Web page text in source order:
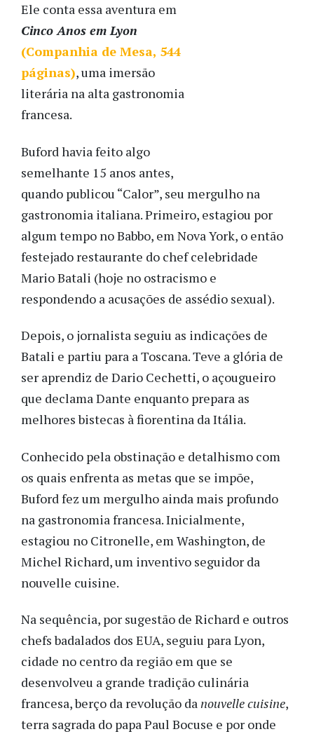
Ele conta essa aventura em
Cinco Anos em Lyon
(Companhia de Mesa, 544
páginas), uma imersão
literária na alta gastronomia
francesa.
Buford havia feito algo
semelhante 15 anos antes,
quando publicou “Calor”, seu mergulho na
gastronomia italiana. Primeiro, estagiou por
algum tempo no Babbo, em Nova York, o então
festejado restaurante do chef celebridade
Mario Batali (hoje no ostracismo e
respondendo a acusações de assédio sexual).
Depois, o jornalista seguiu as indicações de
Batali e partiu para a Toscana. Teve a glória de
ser aprendiz de Dario Cechetti, o açougueiro
que declama Dante enquanto prepara as
melhores bistecas à fiorentina da Itália.
Conhecido pela obstinação e detalhismo com
os quais enfrenta as metas que se impõe,
Buford fez um mergulho ainda mais profundo
na gastronomia francesa. Inicialmente,
estagiou no Citronelle, em Washington, de
Michel Richard, um inventivo seguidor da
nouvelle cuisine.
Na sequência, por sugestão de Richard e outros
chefs badalados dos EUA, seguiu para Lyon,
cidade no centro da região em que se
desenvolveu a grande tradição culinária
francesa, berço da revolução danouvelle cuisine,
terra sagrada do papa Paul Bocuse e por onde